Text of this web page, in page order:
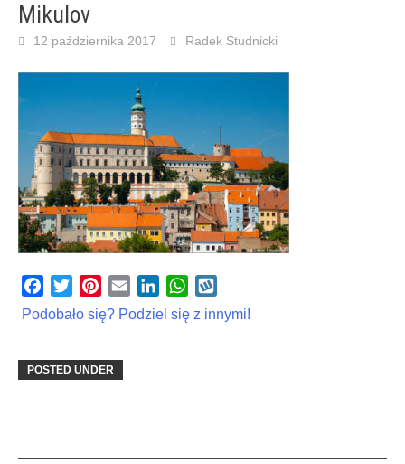
Mikulov
12 października 2017 Radek Studnicki
Facebook
TwitterPinterest
Email LinkedInWhatsApp
Podobało się? Podziel się z innymi!
POSTED UNDER